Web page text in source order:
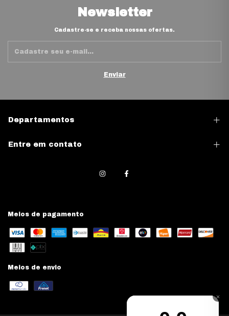
Newsletter
Cadastre-se e receba nossas ofertas.
Departamentos
Entre em contato
Meios de pagamento
Meios de envio